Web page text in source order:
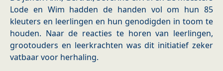
Lode en Wim hadden de handen vol om hun 85
kleuters en leerlingen en hun genodigden in toom te
houden. Naar de reacties te horen van leerlingen,
grootouders en leerkrachten was dit initiatief zeker
vatbaar voor herhaling.